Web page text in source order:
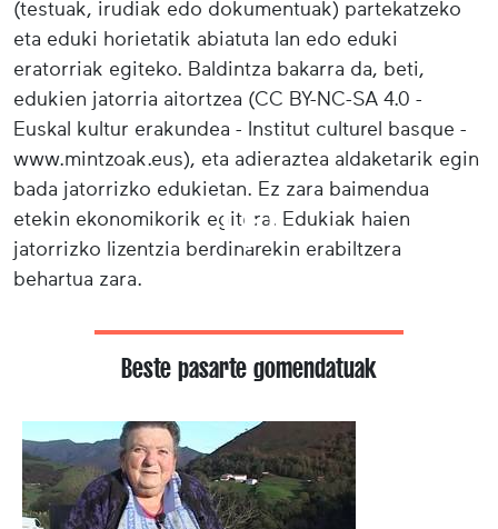
(testuak, irudiak edo dokumentuak) partekatzeko
eta eduki horietatik abiatuta lan edo eduki
eratorriak egiteko. Baldintza bakarra da, beti,
edukien jatorria aitortzea (CC BY-NC-SA 4.0 -
Euskal kultur erakundea - Institut culturel basque -
www.mintzoak.eus), eta adieraztea aldaketarik egin
bada jatorrizko edukietan. Ez zara baimendua
etekin ekonomikorik egitera. Edukiak haien
jatorrizko lizentzia berdinarekin erabiltzera
behartua zara.
Beste pasarte gomendatuak